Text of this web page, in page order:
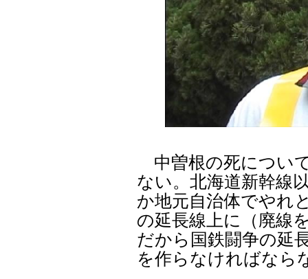
中曽根の死につい
ない。北海道新幹線
か地元自治体でやれ
の延長線上に（廃線
だから国鉄闘争の延
を作らなければなら